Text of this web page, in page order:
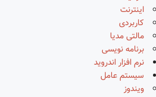
اینترنت
کاربردی
مالتی مدیا
برنامه نویسی
نرم افزار اندروید
سیستم عامل
ویندوز